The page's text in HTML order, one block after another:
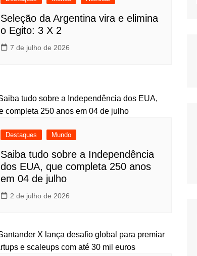
Seleção da Argentina vira e elimina
o Egito: 3 X 2
7 de julho de 2026
Destaques Mundo
Saiba tudo sobre a Independência
dos EUA, que completa 250 anos
em 04 de julho
2 de julho de 2026